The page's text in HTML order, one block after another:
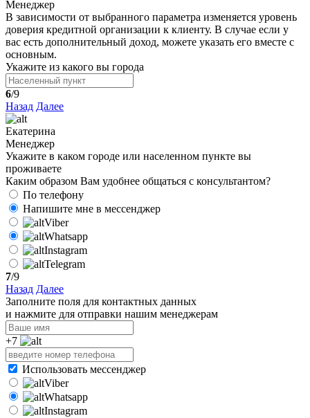
Менеджер
В зависимости от выбранного параметра изменяется уровень
доверия кредитной организации к клиенту. В случае если у
вас есть дополнительный доход, можете указать его вместе с
основным.
Укажите из какого вы города
6/9
Назад Далее
Екатерина
Менеджер
Укажите в каком городе или населенном пункте вы
проживаете
Каким образом Вам удобнее общаться с консультантом?
По телефону
Напишите мне в мессенджер
Viber
Whatsapp
Instagram
Telegram
7/9
Назад Далее
Заполните поля для контактных данных
и нажмите для отправки нашим менеджерам
+7
Использовать мессенджер
Viber
Whatsapp
Instagram